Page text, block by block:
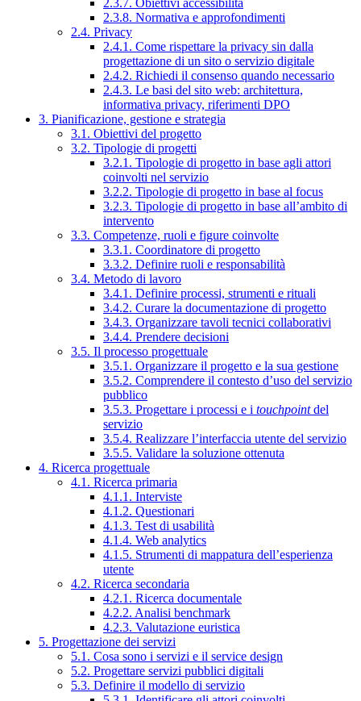
2.3.7. Obiettivi accessibilità
2.3.8. Normativa e approfondimenti
2.4. Privacy
2.4.1. Come rispettare la privacy sin dalla
progettazione di un sito o servizio digitale
2.4.2. Richiedi il consenso quando necessario
2.4.3. Le basi del sito web: architettura,
informativa privacy, riferimenti DPO
3. Pianificazione, gestione e strategia
3.1. Obiettivi del progetto
3.2. Tipologie di progetti
3.2.1. Tipologie di progetto in base agli attori
coinvolti nel servizio
3.2.2. Tipologie di progetto in base al focus
3.2.3. Tipologie di progetto in base all’ambito di
intervento
3.3. Competenze, ruoli e figure coinvolte
3.3.1. Coordinatore di progetto
3.3.2. Definire ruoli e responsabilità
3.4. Metodo di lavoro
3.4.1. Definire processi, strumenti e rituali
3.4.2. Curare la documentazione di progetto
3.4.3. Organizzare tavoli tecnici collaborativi
3.4.4. Prendere decisioni
3.5. Il processo progettuale
3.5.1. Organizzare il progetto e la sua gestione
3.5.2. Comprendere il contesto d’uso del servizio
pubblico
3.5.3. Progettare i processi e i touchpointdel
servizio
3.5.4. Realizzare l’interfaccia utente del servizio
3.5.5. Validare la soluzione ottenuta
4. Ricerca progettuale
4.1. Ricerca primaria
4.1.1. Interviste
4.1.2. Questionari
4.1.3. Test di usabilità
4.1.4. Web analytics
4.1.5. Strumenti di mappatura dell’esperienza
utente
4.2. Ricerca secondaria
4.2.1. Ricerca documentale
4.2.2. Analisi benchmark
4.2.3. Valutazione euristica
5. Progettazione dei servizi
5.1. Cosa sono i servizi e il service design
5.2. Progettare servizi pubblici digitali
5.3. Definire il modello di servizio